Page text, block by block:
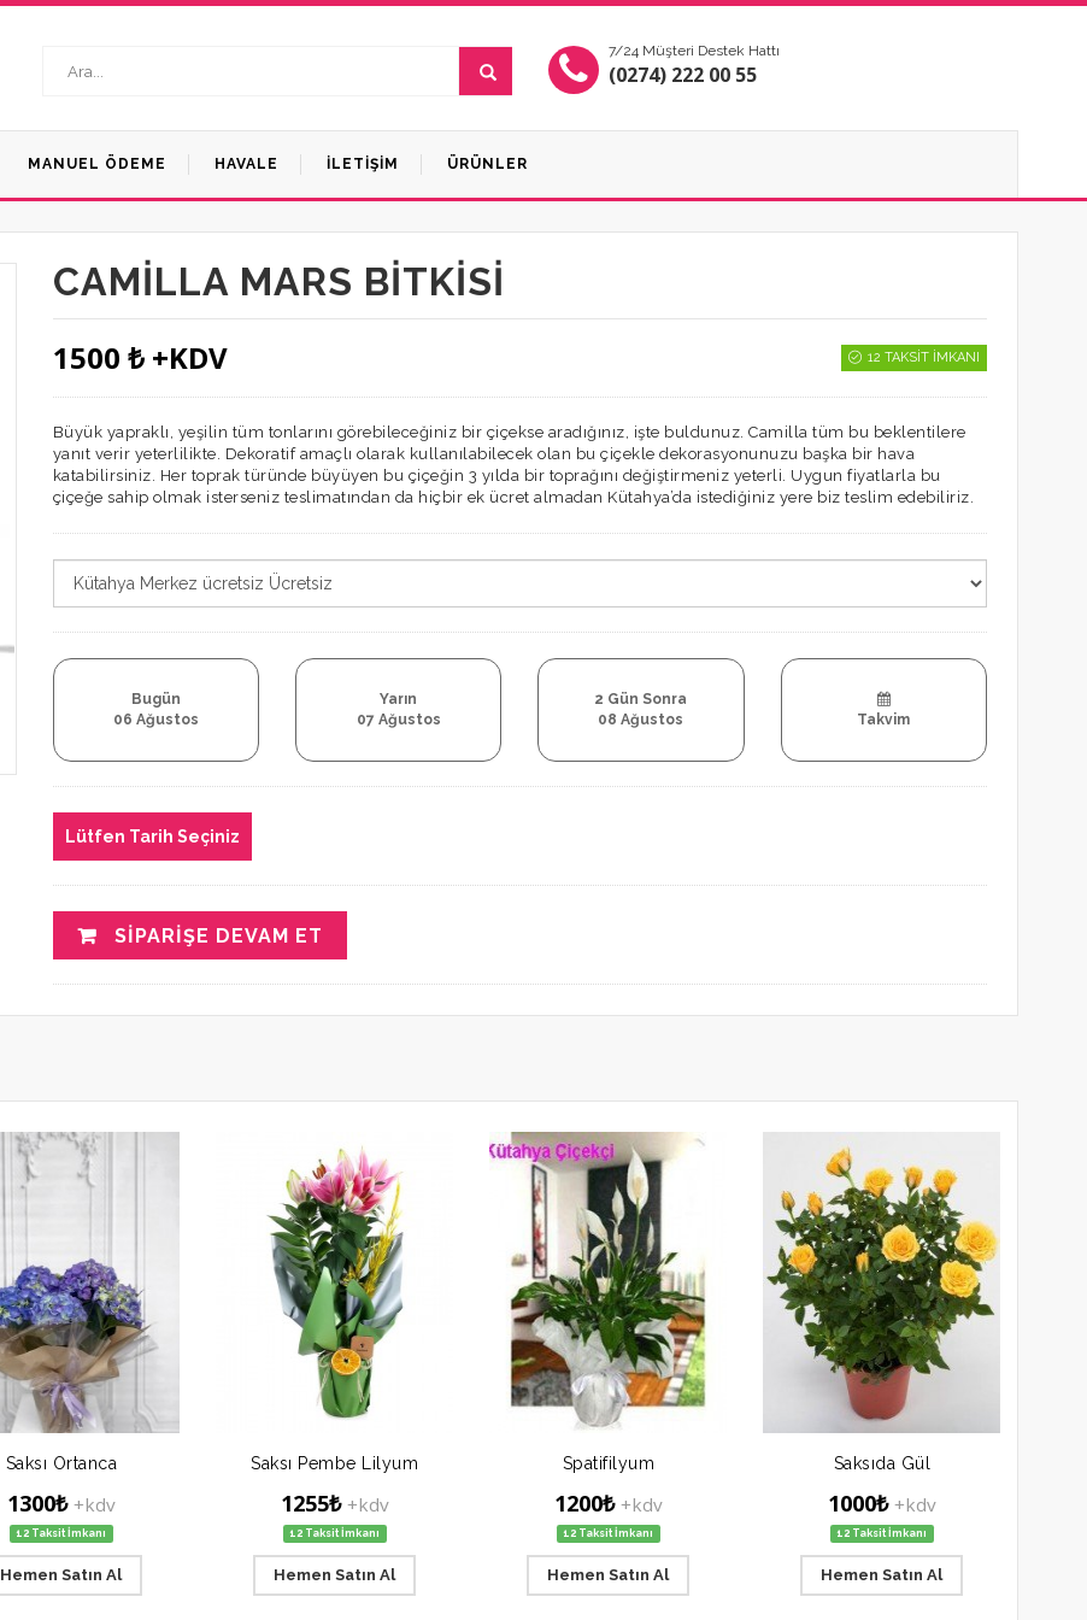
7/24 Müşteri Destek Hattı
(0274) 222 00 55
MANUEL ÖDEME HAVALE İLETIŞIM ÜRÜNLER
CAMILLA MARS BITKISI
1500 ₺ +KDV 12 TAKSIT İMKANI
Büyük yapraklı, yeşilin tüm tonlarını görebileceğiniz bir çiçekse aradığınız, işte buldunuz. Camilla tüm bu beklentilere
yanıt verir yeterlilikte. Dekoratif amaçlı olarak kullanılabilecek olan bu çiçekle dekorasyonunuzu başka bir hava
katabilirsiniz. Her toprak türünde büyüyen bu çiçeğin 3 yılda bir toprağını değiştirmeniz yeterli. Uygun fiyatlarla bu
çiçeğe sahip olmak isterseniz teslimatından da hiçbir ek ücret almadan Kütahya’da istediğiniz yere biz teslim edebiliriz.
Bugün
06 Ağustos
Yarın
07 Ağustos
2 Gün Sonra
08 Ağustos
Takvim
Lütfen Tarih Seçiniz
SIPARIŞE DEVAM ET
Saksı Ortanca
1300₺ +kdv
12 Taksit İmkanı
Hemen Satın Al
Saksı Pembe Lilyum
1255₺ +kdv
12 Taksit İmkanı
Hemen Satın Al
Spatifilyum
1200₺ +kdv
12 Taksit İmkanı
Hemen Satın Al
Saksıda Gül
1000₺ +kdv
12 Taksit İmkanı
Hemen Satın Al